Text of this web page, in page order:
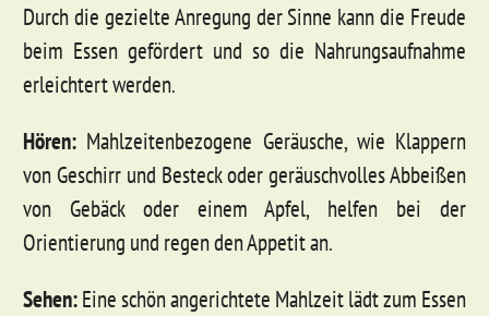
Durch die gezielte Anregung der Sinne kann die Freude
beim Essen gefördert und so die Nahrungsaufnahme
erleichtert werden.
Hören: Mahlzeitenbezogene Geräusche, wie Klappern
von Geschirr und Besteck oder geräuschvolles Abbeißen
von Gebäck oder einem Apfel, helfen bei der
Orientierung und regen den Appetit an.
Sehen:Eine schön angerichtete Mahlzeit lädt zum Essen